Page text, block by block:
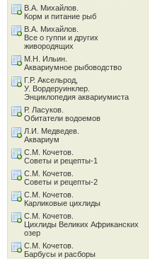
В.А. Михайлов.
Корм и питание рыб
В.А. Михайлов.
Все о гуппи и других
живородящих
М.Н. Ильин.
Аквариумное рыбоводство
Г.Р. Аксельрод,
У. Вордеруинклер.
Энциклопедия аквариумиста
Р. Ласуков.
Обитатели водоемов
Л.И. Медведев.
Аквариум
С.М. Кочетов.
Советы и рецепты-1
С.М. Кочетов.
Советы и рецепты-2
С.М. Кочетов.
Карликовые цихлиды
С.М. Кочетов.
Цихлиды Великих Африканских
озер
С.М. Кочетов.
Барбусы и расборы